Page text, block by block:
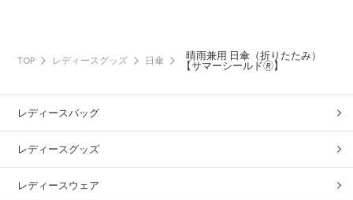
TOP レディースグッズ 日傘
晴雨兼用 日傘（折りたたみ）
【サマーシールド🄬】
レディースバッグ
レディースグッズ
レディースウェア